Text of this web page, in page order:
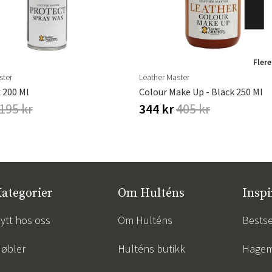
Ml
kr
Leather Master
Colour Make Up - Black 250 Ml
344 kr405 kr
hos oss
Om Hulténs
Om Hulténs
Hulténs butikk